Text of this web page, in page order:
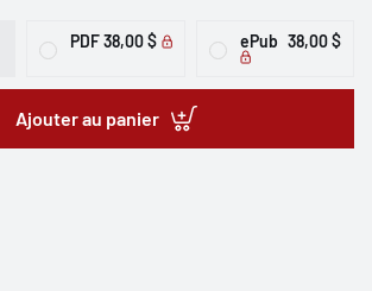
PDF 38,00 $ ePub 38,00 $
Ajouter au panier